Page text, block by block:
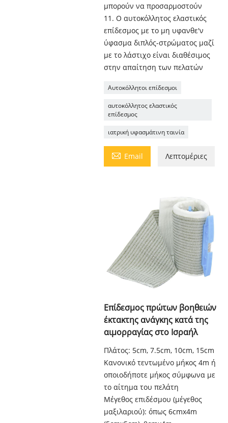
μπορούν να προσαρμοστούν
11. Ο αυτοκόλλητος ελαστικός
επίδεσμος με το μη υφανθε'ν
ύφασμα διπλός-στρώματος μαζί
με το λάστιχο είναι διαθέσιμος
στην απαίτηση των πελατών
Αυτοκόλλητοι επίδεσμοι
αυτοκόλλητος ελαστικός
επίδεσμος
ιατρική υφασμάτινη ταινία
 Email Λεπτομέριες
Επίδεσμος πρώτων βοηθειών
έκτακτης ανάγκης κατά της
αιμορραγίας στο Ισραήλ
Πλάτος: 5cm, 7.5cm, 10cm, 15cm
Κανονικό τεντωμένο μήκος 4m ή
οποιοδήποτε μήκος σύμφωνα με
το αίτημα του πελάτη
Μέγεθος επιδέσμου (μέγεθος
μαξιλαριού): όπως 6cmx4m